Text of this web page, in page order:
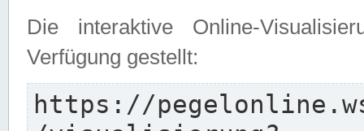
Die interaktive Online-
Verfügung gestellt:
https://